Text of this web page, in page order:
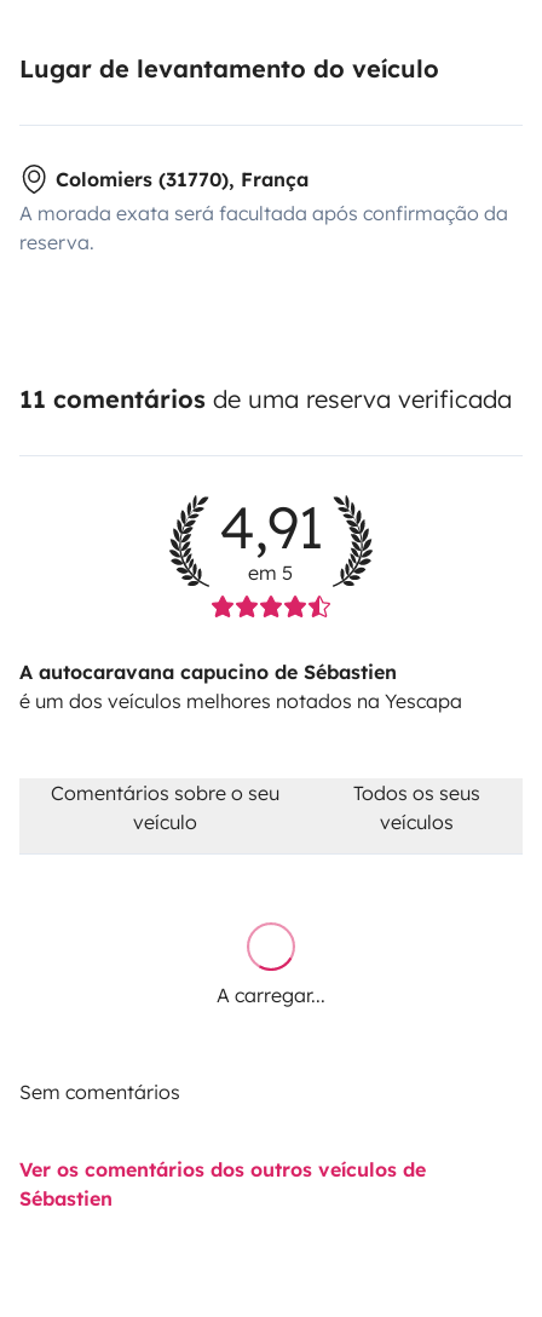
Lugar de levantamento do veículo
Colomiers (31770), França
A morada exata será facultada após confirmação da
reserva.
11 comentários de uma reserva verificada
4,91
em 5
A autocaravana capucino de Sébastien
é um dos veículos melhores notados na Yescapa
Comentários sobre o seu
veículo
Todos os seus
veículos
A carregar...
Sem comentários
Ver os comentários dos outros veículos de
Sébastien